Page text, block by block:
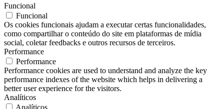
Funcional
Funcional
Os cookies funcionais ajudam a executar certas funcionalidades,
como compartilhar o conteúdo do site em plataformas de mídia
social, coletar feedbacks e outros recursos de terceiros.
Performance
Performance
Performance cookies are used to understand and analyze the key
performance indexes of the website which helps in delivering a
better user experience for the visitors.
Analíticos
Analíticos